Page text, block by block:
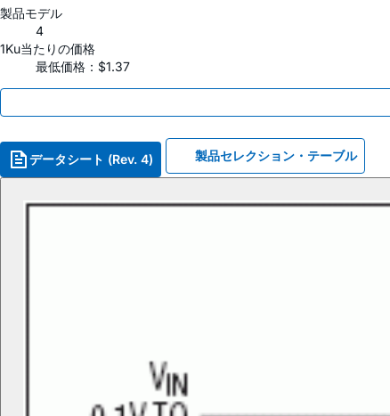
製品モデル
4
1Ku当たりの価格
最低価格：$1.37
データシート (Rev. 4) 製品セレクション・テーブル